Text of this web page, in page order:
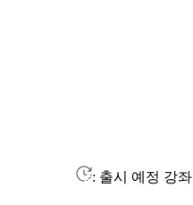
: 출시 예정 강좌